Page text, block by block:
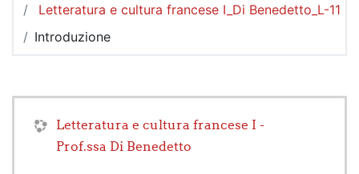
Letteratura e cultura francese I_Di Benedetto_L-11
Introduzione
Letteratura e cultura francese I -
Prof.ssa Di Benedetto